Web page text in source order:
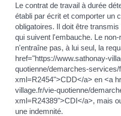
Le contrat de travail à durée
établi par écrit et comporter un
obligatoires. Il doit être
qui suivent l'embauche. Le
n'entraîne pas, à lui seul, la
href="https://www.sathonay-
quotienne/demarches-services/
xml=R2454">CDD</a> en <a
village.fr/vie-quotienne/
xml=R24389">CDI</a>, mais
une indemnité.